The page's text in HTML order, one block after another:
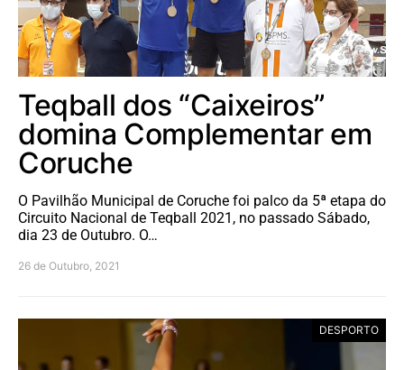
Teqball dos “Caixeiros”
domina Complementar em
Coruche
O Pavilhão Municipal de Coruche foi palco da 5ª etapa do
Circuito Nacional de Teqball 2021, no passado Sábado,
dia 23 de Outubro. O…
26 de Outubro, 2021
DESPORTO